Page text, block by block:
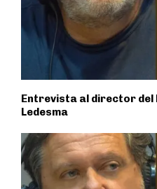
Entrevista al director del
Ledesma